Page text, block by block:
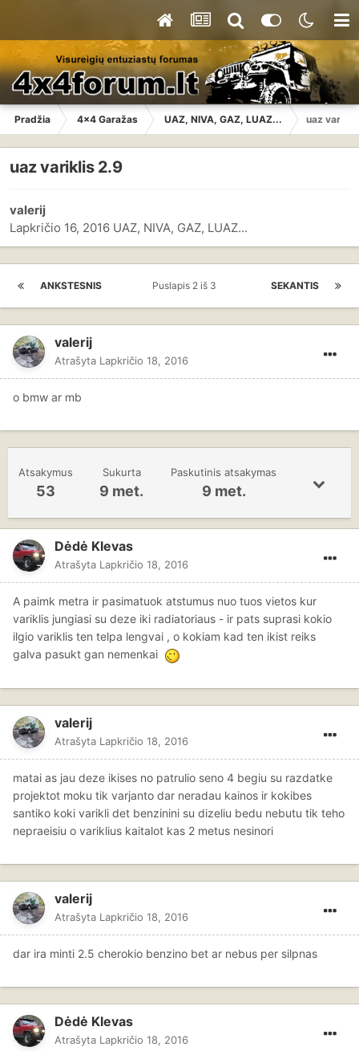
Pradžia 4x4 Garažas UAZ, NIVA, GAZ, LUAZ... uaz
uaz variklis 2.9
valerij
Lapkričio 16, 2016 UAZ, NIVA, GAZ, LUAZ...
ANKSTESNIS SEKANTIS
Puslapis 2 iš 3
valerij
Atrašyta Lapkričio 18, 2016
o bmw ar mb
Atsakymus
53
Sukurta
9 met.
Paskutinis atsakymas
9 met.
Dėdė Klevas
Atrašyta Lapkričio 18, 2016
A paimk metra ir pasimatuok atstumus nuo tuos vietos kur
variklis jungiasi su deze iki radiatoriaus - ir pats suprasi kokio
ilgio variklis ten telpa lengvai , o kokiam kad ten ikist reiks
galva pasukt gan nemenkai
valerij
Atrašyta Lapkričio 18, 2016
matai as jau deze ikises no patrulio seno 4 begiu su razdatke
projektot moku tik varjanto dar neradau kainos ir kokibes
santiko koki varikli det benzinini su dizeliu bedu nebutu tik teho
nepraeisiu o variklius kaitalot kas 2 metus nesinori
valerij
Atrašyta Lapkričio 18, 2016
dar ira minti 2.5 cherokio benzino bet ar nebus per silpnas
Dėdė Klevas
Atrašyta Lapkričio 18, 2016